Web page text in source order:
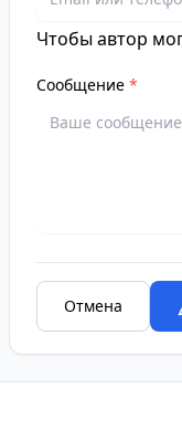
Чтобы автор
Сообщение *
Отмена